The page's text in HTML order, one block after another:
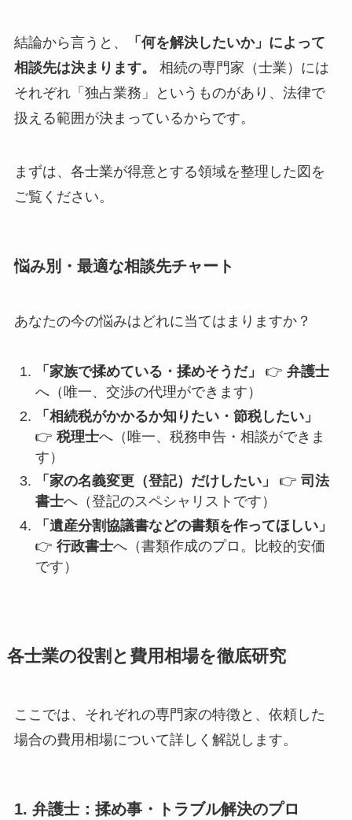
結論から言うと、
「何を解決したいか」によって
相談先は決まります。
相続の専門家（士業）には
それぞれ「独占業務」というものがあり、法律で
扱える範囲が決まっているからです。
まずは、各士業が得意とする領域を整理した図を
ご覧ください。
悩み別・最適な相談先チャート
あなたの今の悩みはどれに当てはまりますか？
「家族で揉めている・揉めそうだ」 👉 弁護士
へ（唯一、交渉の代理ができます）
「相続税がかかるか知りたい・節税したい」
👉 税理士へ（唯一、税務申告・相談ができま
す）
「家の名義変更（登記）だけしたい」
👉 司法
書士へ（登記のスペシャリストです）
「遺産分割協議書などの書類を作ってほしい」
👉 行政書士へ（書類作成のプロ。比較的安価
です）
各士業の役割と費用相場を徹底研究
ここでは、それぞれの専門家の特徴と、依頼した
場合の費用相場について詳しく解説します。
1. 弁護士：揉め事・トラブル解決のプロ